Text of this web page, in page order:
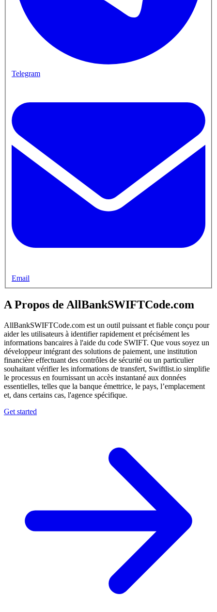
Telegram
Email
A Propos de AllBankSWIFTCode.com
AllBankSWIFTCode.com est un outil puissant et fiable conçu pour
aider les utilisateurs à identifier rapidement et précisément les
informations bancaires à l'aide du code SWIFT. Que vous soyez un
développeur intégrant des solutions de paiement, une institution
financière effectuant des contrôles de sécurité ou un particulier
souhaitant vérifier les informations de transfert, Swiftlist.io simplifie
le processus en fournissant un accès instantané aux données
essentielles, telles que la banque émettrice, le pays, l’emplacement
et, dans certains cas, l'agence spécifique.
Get started